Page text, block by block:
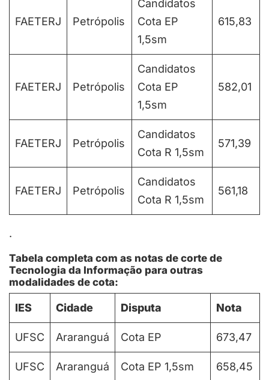
FAETERJ Petrópolis
Candidatos
Cota EP
1,5sm
615,83
FAETERJ Petrópolis
Candidatos
Cota EP
1,5sm
582,01
FAETERJ Petrópolis
Candidatos
Cota R 1,5sm
571,39
FAETERJ Petrópolis
Candidatos
Cota R 1,5sm
561,18
.
Tabela completa com as notas de corte de
Tecnologia da Informação para outras
modalidades de cota:
IES Cidade Disputa Nota
UFSC Araranguá Cota EP 673,47
UFSC Araranguá Cota EP 1,5sm 658,45